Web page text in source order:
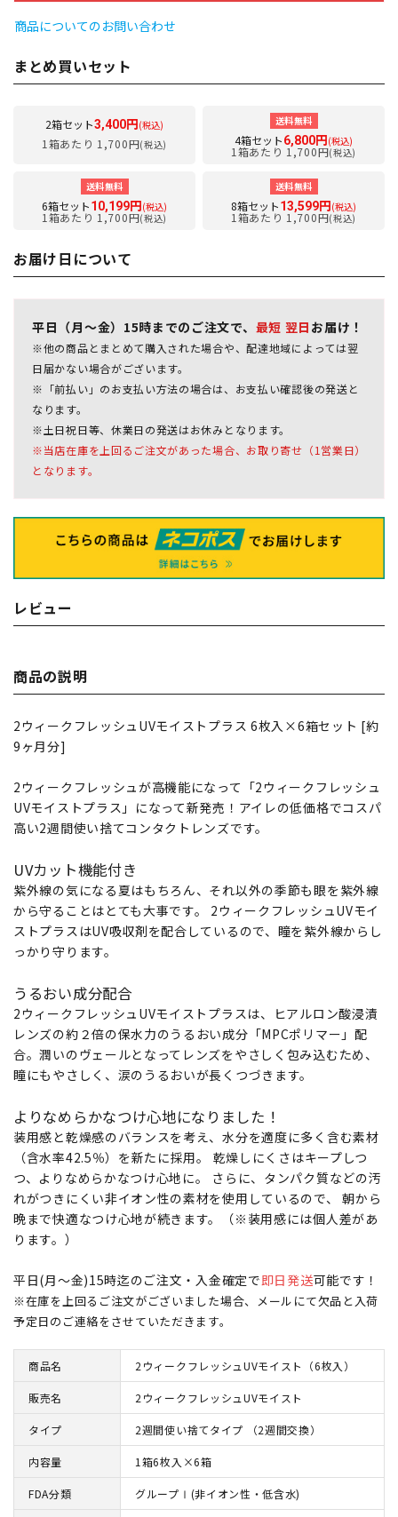
商品についてのお問い合わせ
まとめ買いセット
2箱セット3,400円 (税込)
1箱あたり 1,700円(税込)
送料無料
4箱セット6,800円 (税込)
1箱あたり 1,700円(税込)
送料無料
6箱セット10,199円 (税込)
1箱あたり 1,700円(税込)
送料無料
8箱セット13,599円 (税込)
1箱あたり 1,700円(税込)
お届け日について
平日（月～金）15時までのご注文で、 最短 翌日 お届け！
※他の商品とまとめて購入された場合や、配達地域によっては翌
日届かない場合がございます。
※「前払い」のお支払い方法の場合は、お支払い確認後の発送と
なります。
※土日祝日等、休業日の発送はお休みとなります。
※当店在庫を上回るご注文があった場合、お取り寄せ（1営業日）
となります。
レビュー
商品の説明
2ウィークフレッシュUVモイストプラス 6枚入×6箱セット [約
9ヶ月分]
2ウィークフレッシュが高機能になって「2ウィークフレッシュ
UVモイストプラス」になって新発売！アイレの低価格でコスパ
高い2週間使い捨てコンタクトレンズです。
UVカット機能付き
紫外線の気になる夏はもちろん、それ以外の季節も眼を紫外線
から守ることはとても大事です。 2ウィークフレッシュUVモイ
ストプラスはUV吸収剤を配合しているので、瞳を紫外線からし
っかり守ります。
うるおい成分配合
2ウィークフレッシュUVモイストプラスは、ヒアルロン酸浸漬
レンズの約２倍の保水力のうるおい成分「MPCポリマー」配
合。潤いのヴェールとなってレンズをやさしく包み込むため、
瞳にもやさしく、涙のうるおいが長くつづきます。
よりなめらかなつけ心地になりました！
装用感と乾燥感のバランスを考え、水分を適度に多く含む素材
（含水率42.5％）を新たに採用。 乾燥しにくさはキープしつ
つ、よりなめらかなつけ心地に。 さらに、タンパク質などの汚
れがつきにくい非イオン性の素材を使用しているので、 朝から
晩まで快適なつけ心地が続きます。（※装用感には個人差があ
ります。）
平日(月～金)15時迄のご注文・入金確定で即日発送可能です！
※在庫を上回るご注文がございました場合、メールにて欠品と入荷
予定日のご連絡をさせていただきます。
商品名 2ウィークフレッシュUVモイスト（6枚入）
販売名 2ウィークフレッシュUVモイスト
タイプ 2週間使い捨てタイプ （2週間交換）
内容量 1箱6枚入×6箱
FDA分類 グループⅠ(非イオン性・低含水)